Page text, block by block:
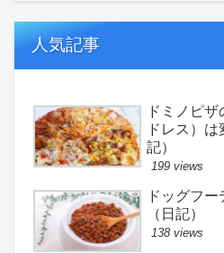
人気記事
ドミノピ
ドレス）
記）
199 views
ドッグフー
（日記）
138 views